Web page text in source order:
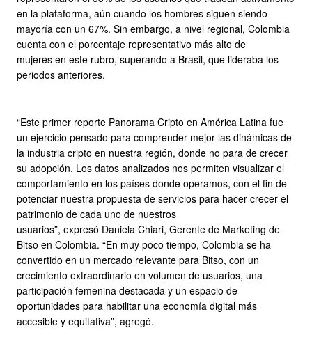
en la plataforma, aún cuando los hombres siguen siendo
mayoría con un 67%. Sin embargo, a nivel regional, Colombia
cuenta con el porcentaje representativo más alto de
mujeres en este rubro, superando a Brasil, que lideraba los
periodos anteriores.
“Este primer reporte Panorama Cripto en América Latina fue
un ejercicio pensado para comprender mejor las dinámicas de
la industria cripto en nuestra región, donde no para de crecer
su adopción. Los datos analizados nos permiten visualizar el
comportamiento en los países donde operamos, con el fin de
potenciar nuestra propuesta de servicios para hacer crecer el
patrimonio de cada uno de nuestros
usuarios”, expresó Daniela Chiari, Gerente de Marketing de
Bitso en Colombia. “En muy poco tiempo, Colombia se ha
convertido en un mercado relevante para Bitso, con un
crecimiento extraordinario en volumen de usuarios, una
participación femenina destacada y un espacio de
oportunidades para habilitar una economía digital más
accesible y equitativa”, agregó.